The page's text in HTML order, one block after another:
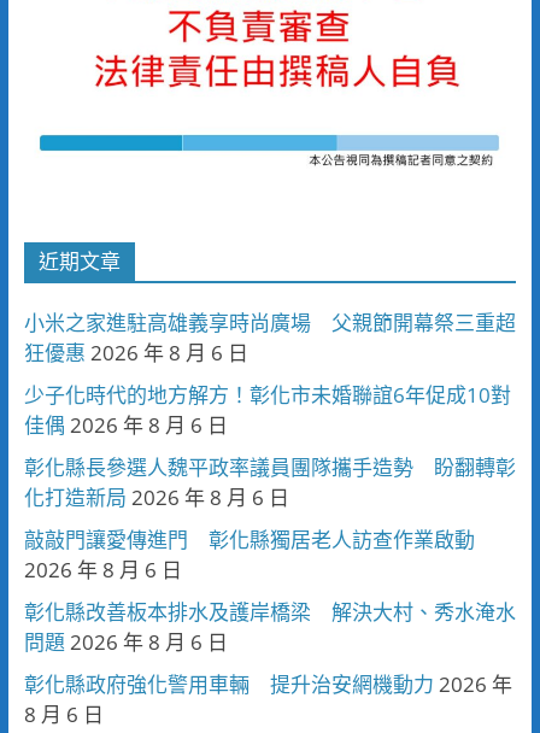
近期文章
小米之家進駐高雄義享時尚廣場 父親節開幕祭三重超
狂優惠 2026 年 8 月 6 日
少子化時代的地方解方！彰化市未婚聯誼6年促成10對
佳偶 2026 年 8 月 6 日
彰化縣長參選人魏平政率議員團隊攜手造勢 盼翻轉彰
化打造新局 2026 年 8 月 6 日
敲敲門讓愛傳進門 彰化縣獨居老人訪查作業啟動
2026 年 8 月 6 日
彰化縣改善板本排水及護岸橋梁 解決大村、秀水淹水
問題 2026 年 8 月 6 日
彰化縣政府強化警用車輛 提升治安網機動力 2026 年
8 月 6 日